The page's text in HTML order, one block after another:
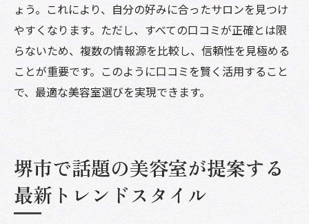
ょう。これにより、自分の好みに合ったサロンを見つけ
やすくなります。ただし、すべての口コミが正確とは限
らないため、複数の情報源を比較し、信頼性を見極める
ことが重要です。このように口コミを賢く活用すること
で、最適な美容室選びを実現できます。
堺市で話題の美容室が提案する
最新トレンドスタイル